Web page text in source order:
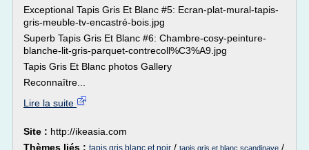
Exceptional Tapis Gris Et Blanc #5: Ecran-plat-mural-tapis-
gris-meuble-tv-encastré-bois.jpg
Superb Tapis Gris Et Blanc #6: Chambre-cosy-peinture-
blanche-lit-gris-parquet-contrecoll%C3%A9.jpg
Tapis Gris Et Blanc photos Gallery
Reconnaître...
Lire la suite
Site : http://ikeasia.com
Thèmes liés : tapis gris blanc et noir / tapis gris et blanc scandinave /